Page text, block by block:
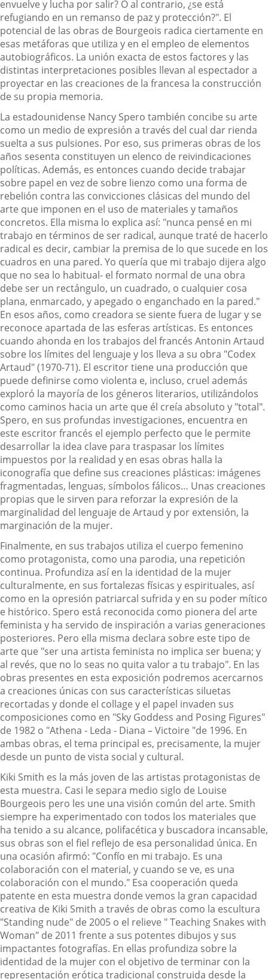
envuelve y lucha por salir? O al contrario, ¿se está
refugiando en un remanso de paz y protección?". El
potencial de las obras de Bourgeois radica ciertamente en
esas metáforas que utiliza y en el empleo de elementos
autobiográficos. La unión exacta de estos factores y las
distintas interpretaciones posibles llevan al espectador a
proyectar en las creaciones de la francesa la construcción
de su propia memoria.
La estadounidense Nancy Spero también concibe su arte
como un medio de expresión a través del cual dar rienda
suelta a sus pulsiones. Por eso, sus primeras obras de los
años sesenta constituyen un elenco de reivindicaciones
políticas. Además, es entonces cuando decide trabajar
sobre papel en vez de sobre lienzo como una forma de
rebelión contra las convicciones clásicas del mundo del
arte que imponen en el uso de materiales y tamaños
concretos. Ella misma lo explica así: "nunca pensé en mi
trabajo en términos de ser radical, aunque traté de hacerlo
radical es decir, cambiar la premisa de lo que sucede en los
cuadros en una pared. Yo quería que mi trabajo dijera algo
que no sea lo habitual- el formato normal de una obra
debe ser un rectángulo, un cuadrado, o cualquier cosa
plana, enmarcado, y apegado o enganchado en la pared."
En esos años, como creadora se siente fuera de lugar y se
reconoce apartada de las esferas artísticas. Es entonces
cuando ahonda en los trabajos del francés Antonin Artaud
sobre los límites del lenguaje y los lleva a su obra "Codex
Artaud" (1970-71). El escritor tiene una producción que
puede definirse como violenta e, incluso, cruel además
exploró la mayoría de los géneros literarios, utilizándolos
como caminos hacia un arte que él creía absoluto y "total".
Spero, en sus profundas investigaciones, encuentra en
este escritor francés el ejemplo perfecto que le permite
desarrollar la idea clave para traspasar los límites
impuestos por la realidad y en esas obras halla la
iconografía que define sus creaciones plásticas: imágenes
fragmentadas, lenguas, símbolos fálicos… Unas creaciones
propias que le sirven para reforzar la expresión de la
marginalidad del lenguaje de Artaud y por extensión, la
marginación de la mujer.
Finalmente, en sus trabajos utiliza el cuerpo femenino
como protagonista, como una parodia, una repetición
continua. Profundiza así en la identidad de la mujer
culturalmente, en sus fortalezas físicas y espirituales, así
como en la opresión patriarcal sufrida y en su poder mítico
e histórico. Spero está reconocida como pionera del arte
feminista y ha servido de inspiración a varias generaciones
posteriores. Pero ella misma declara sobre este tipo de
arte que "ser una artista feminista no implica ser buena; y
al revés, que no lo seas no quita valor a tu trabajo". En las
obras presentes en esta exposición podremos acercarnos
a creaciones únicas con sus características siluetas
recortadas y donde el collage y el papel invaden sus
composiciones como en "Sky Goddess and Posing Figures"
de 1982 o "Athena - Leda - Diana – Victoire "de 1996. En
ambas obras, el tema principal es, precisamente, la mujer
desde un punto de vista social y cultural.
Kiki Smith es la más joven de las artistas protagonistas de
esta muestra. Casi le separa medio siglo de Louise
Bourgeois pero les une una visión común del arte. Smith
siempre ha experimentado con todos los materiales que
ha tenido a su alcance, polifacética y buscadora incansable,
sus obras son el fiel reflejo de esa personalidad única. En
una ocasión afirmó: "Confío en mi trabajo. Es una
colaboración con el material, y cuando se ve, es una
colaboración con el mundo." Esa cooperación queda
patente en esta muestra donde vemos la gran capacidad
creativa de Kiki Smith a través de obras como la escultura
"Standing nude" de 2005 o el relieve " Teaching Snakes with
Woman" de 2011 frente a sus potentes dibujos y sus
impactantes fotografías. En ellas profundiza sobre la
identidad de la mujer con el objetivo de terminar con la
representación erótica tradicional construida desde la